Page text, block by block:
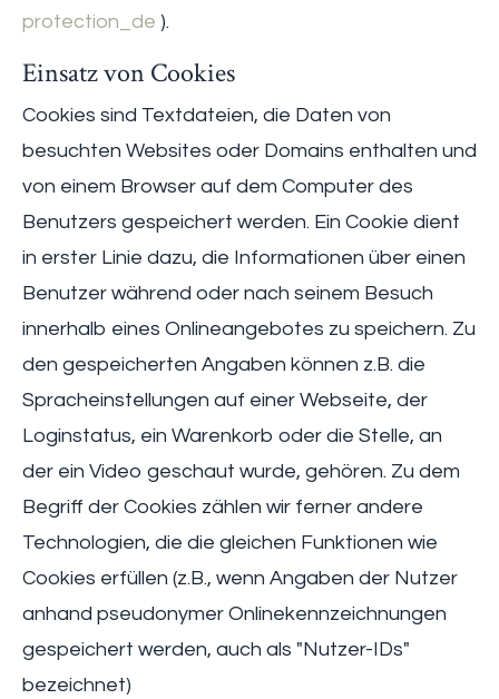
protection_de ).
Einsatz von Cookies
Cookies sind Textdateien, die Daten von
besuchten Websites oder Domains enthalten und
von einem Browser auf dem Computer des
Benutzers gespeichert werden. Ein Cookie dient
in erster Linie dazu, die Informationen über einen
Benutzer während oder nach seinem Besuch
innerhalb eines Onlineangebotes zu speichern. Zu
den gespeicherten Angaben können z.B. die
Spracheinstellungen auf einer Webseite, der
Loginstatus, ein Warenkorb oder die Stelle, an
der ein Video geschaut wurde, gehören. Zu dem
Begriff der Cookies zählen wir ferner andere
Technologien, die die gleichen Funktionen wie
Cookies erfüllen (z.B., wenn Angaben der Nutzer
anhand pseudonymer Onlinekennzeichnungen
gespeichert werden, auch als "Nutzer-IDs"
bezeichnet)